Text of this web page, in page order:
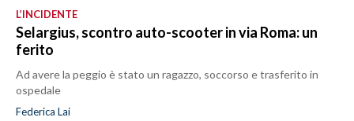
L’INCIDENTE
Selargius, scontro auto-scooter in via Roma: un
ferito
Ad avere la peggio è stato un ragazzo, soccorso e trasferito in
ospedale
Federica Lai